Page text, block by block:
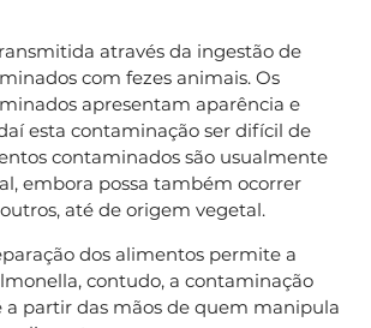
através da ingestão de
com fezes animais. Os
apresentam aparência e
esta contaminação ser difícil de
contaminados são usualmente
embora possa também ocorrer
até de origem vegetal.
dos alimentos permite a
contudo, a contaminação
a partir das mãos de quem manipula